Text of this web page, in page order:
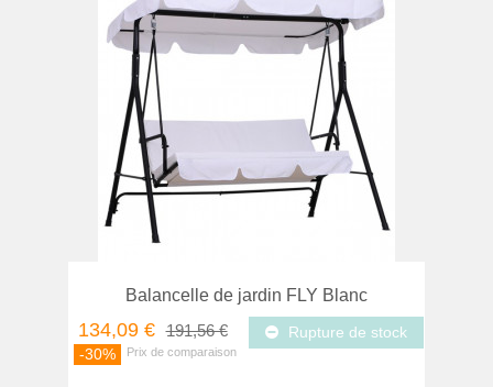
Balancelle de jardin FLY Blanc
134,09 € 191,56 €
-30%
Rupture de stock